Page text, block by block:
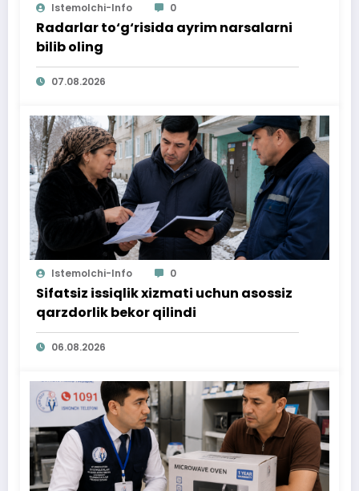
Istemolchi-Info 0
Radarlar to‘g‘risida ayrim narsalarni
bilib oling
07.08.2026
Istemolchi-Info 0
Sifatsiz issiqlik xizmati uchun asossiz
qarzdorlik bekor qilindi
06.08.2026